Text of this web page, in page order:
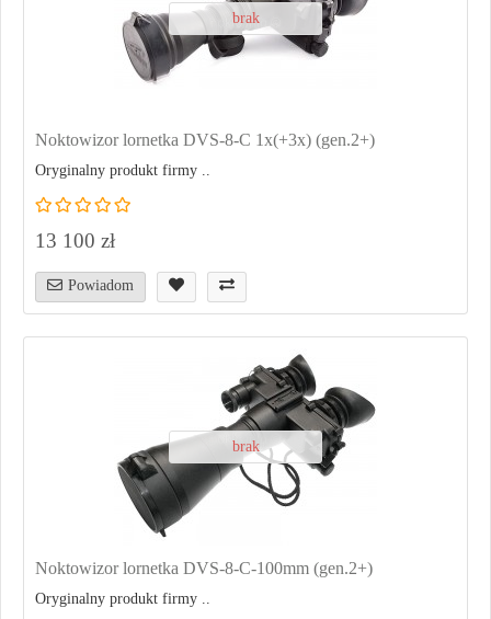
brak
Noktowizor lornetka DVS-8-C 1x(+3x) (gen.2+)
Oryginalny produkt firmy ..
13 100 zł
Powiadom
brak
Noktowizor lornetka DVS-8-C-100mm (gen.2+)
Oryginalny produkt firmy ..